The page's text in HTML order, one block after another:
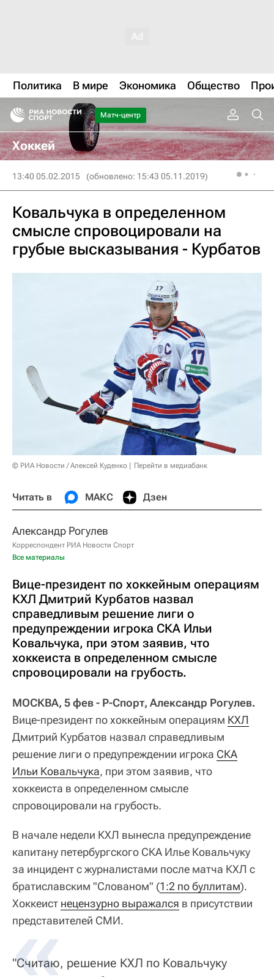
Политика В мире Экономика Общество
Матч-центр
Хоккей
13:40 05.02.2015 (обновлено: 15:43 05.11.2019)
Ковальчука в определенном
смысле спровоцировали на
грубые высказывания - Курбатов
© РИА Новости / Алексей Куденко Перейти в медиабанк
Читать в МАКС Дзен
Александр Рогулев
Корреспондент РИА Новости Спорт
Все материалы
Вице-президент по хоккейным операциям
КХЛ Дмитрий Курбатов назвал
справедливым решение лиги о
предупреждении игрока СКА Ильи
Ковальчука, при этом заявив, что
хоккеиста в определенном смысле
спровоцировали на грубость.
МОСКВА, 5 фев - Р-Спорт, Александр Рогулев.
Вице-президент по хоккейным операциям КХЛ
Дмитрий Курбатов назвал справедливым
решение лиги о предупреждении игрока СКА
Ильи Ковальчука, при этом заявив, что
хоккеиста в определенном смысле
спровоцировали на грубость.
В начале недели КХЛ вынесла предупреждение
капитану петербургского СКА Илье Ковальчуку
за инцидент с журналистами после матча КХЛ с
братиславским "Слованом" (1:2 по буллитам).
Хоккеист нецензурно выражался в присутствии
представителей СМИ.
"Считаю, решение КХЛ по Ковальчуку